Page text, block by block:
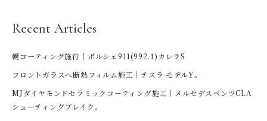
Recent Articles
幌コーティング施行｜ポルシェ911(992.1)カレラS
フロントガラスへ断熱フィルム施工｜テスラ モデルY。
MJダイヤモンドセラミックコーティング施工｜メルセデスベンツCLA
シューティングブレイク。